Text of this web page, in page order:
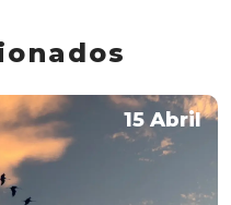
15 Abril